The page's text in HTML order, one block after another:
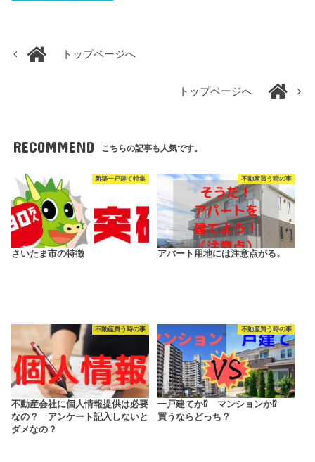
トップページへ
トップページへ
RECOMMEND こちらの記事も人気です。
新築一戸建て特集
さいたま市の特徴
不動産買う時の事
アパート用地には注意点がる。
不動産買う時の事
不動産会社に個人情報提供は必要
なの？ アンケート記入しないと
ダメなの？
不動産買う時の事
一戸建てか⁉ マンションか⁉
買うならどっち？